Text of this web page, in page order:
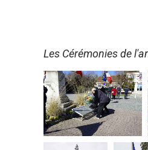
Les Cérémonies de